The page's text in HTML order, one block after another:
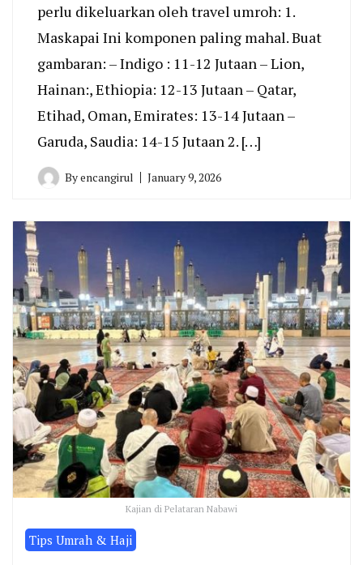
perlu dikeluarkan oleh travel umroh: 1.
Maskapai Ini komponen paling mahal. Buat
gambaran: – Indigo : 11-12 Jutaan – Lion,
Hainan:, Ethiopia: 12-13 Jutaan – Qatar,
Etihad, Oman, Emirates: 13-14 Jutaan –
Garuda, Saudia: 14-15 Jutaan 2. […]
Byencangirul January 9, 2026
Kajian di Pelataran Nabawi
Tips Umrah & Haji